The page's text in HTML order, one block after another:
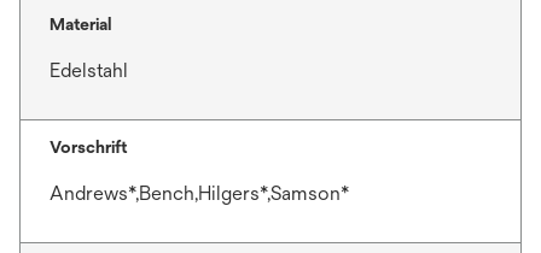
Material
Edelstahl
Vorschrift
Andrews*,Bench,Hilgers*,Samson*